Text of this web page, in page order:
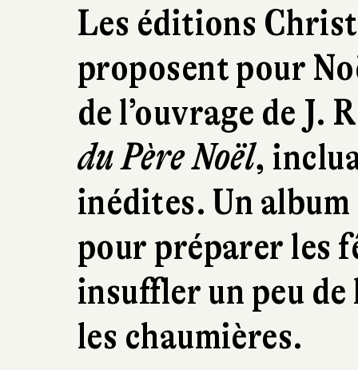
Les éditions
proposent pour
de l’ouvrage de J.
du Père Noël,
inédites. Un
pour préparer les
insuffler un peu de
les chaumières.